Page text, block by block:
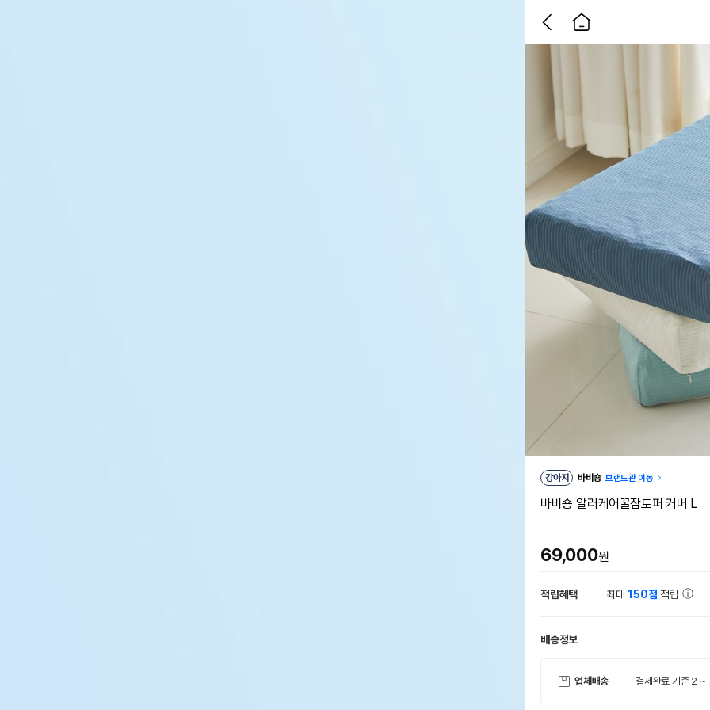
강아지 바비숑 브랜드관 이동
바비숑 알러케어꿀잠토퍼 커버 L
69,000원
적립혜택 최대150점 적립
배송정보
업체배송 결제완료 기준 2 ~